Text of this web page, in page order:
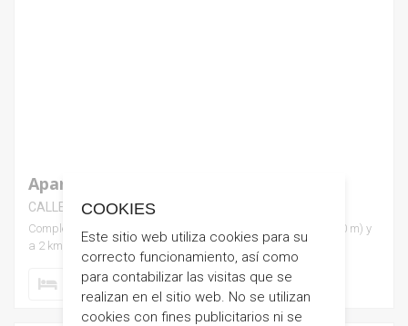
Apartamentos Habitat Alcossebre
CALLE DE LES CAMPANILLES - ALCOSSEBRE
Complejo situado en primera línea de la playa la romana (150 m) y
a 2 km del centro urbano de Alcossebre.
1 Habitaciones Desde 65 € / día
COOKIES
Este sitio web utiliza cookies para su
correcto funcionamiento, así como
para contabilizar las visitas que se
realizan en el sitio web. No se utilizan
cookies con fines publicitarios ni se